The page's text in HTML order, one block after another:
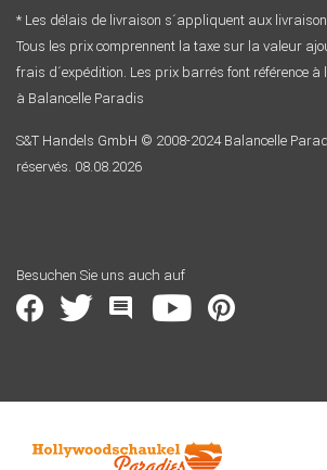
* Les délais de livraison s´appliquent aux
Tous les prix comprennent la taxe sur la valeur
frais d´expédition. Les prix barrés font référence à
à Balancelle Paradis
S&T Handels GmbH © 2008-2024 Balancelle
réservés. 08.08.2026
Besuchen Sie uns auch auf